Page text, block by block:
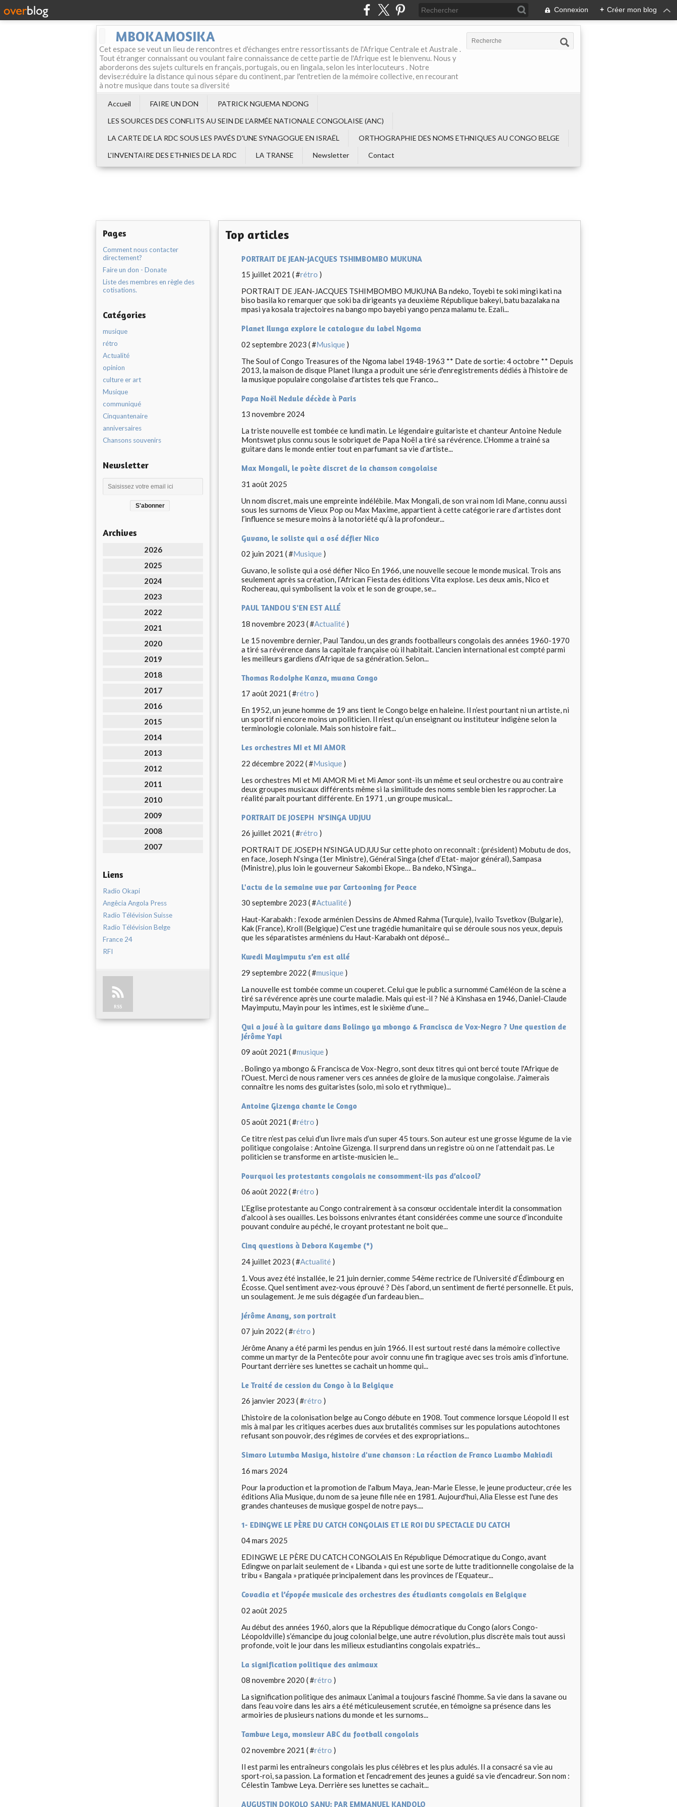
Connexion + Créer mon blog
MBOKAMOSIKA
Cet espace se veut un lieu de rencontres et d'échanges entre ressortissants de l'Afrique Centrale et Australe .
Tout étranger connaissant ou voulant faire connaissance de cette partie de l'Afrique est le bienvenu. Nous y
aborderons des sujets culturels en français, portugais, ou en lingala, selon les interlocuteurs . Notre
devise:réduire la distance qui nous sépare du continent, par l'entretien de la mémoire collective, en recourant
à notre musique dans toute sa diversité
Accueil FAIRE UN DON
PATRICK NGUEMA NDONG
LES SOURCES DES CONFLITS AU SEIN DE L‘ARMÉE NATIONALE CONGOLAISE (ANC)
LA CARTE DE LA RDC SOUS LES PAVÉS D'UNE SYNAGOGUE EN ISRAËL
ORTHOGRAPHIE DES NOMS ETHNIQUES AU CONGO BELGE
L'INVENTAIRE DES ETHNIES DE LA RDC
LA TRANSE Newsletter Contact
Pages
Comment nous contacter
directement?
Faire un don - Donate
Liste des membres en règle des
cotisations.
Catégories
musique
rétro
Actualité
opinion
culture er art
Musique
communiqué
Cinquantenaire
anniversaires
Chansons souvenirs
Newsletter
Archives
2026
2025
2024
2023
2022
2021
2020
2019
2018
2017
2016
2015
2014
2013
2012
2011
2010
2009
2008
2007
Liens
Radio Okapi
Angêcia Angola Press
Radio Télévision Suisse
Radio Télévision Belge
France 24
RFI
RSS
Top articles
PORTRAIT DE JEAN-JACQUES TSHIMBOMBO MUKUNA
15 juillet 2021 ( #rétro )
PORTRAIT DE JEAN-JACQUES TSHIMBOMBO MUKUNA Ba ndeko, Toyebi te soki mingi kati na
biso basila ko remarquer que soki ba dirigeants ya deuxième République bakeyi, batu bazalaka na
mpasi ya kosala trajectoires na bango mpo bayebi yango penza malamu te. Ezali...
Planet Ilunga explore le catalogue du label Ngoma
02 septembre 2023 ( #Musique )
The Soul of Congo Treasures of the Ngoma label 1948-1963 ** Date de sortie: 4 octobre ** Depuis
2013, la maison de disque Planet Ilunga a produit une série d'enregistrements dédiés à l'histoire de
la musique populaire congolaise d'artistes tels que Franco...
Papa Noël Nedule décède à Paris
13 novembre 2024
La triste nouvelle est tombée ce lundi matin. Le légendaire guitariste et chanteur Antoine Nedule
Montswet plus connu sous le sobriquet de Papa Noël a tiré sa révérence. L’Homme a trainé sa
guitare dans le monde entier tout en parfumant sa vie d’artiste...
Max Mongali, le poète discret de la chanson congolaise
31 août 2025
Un nom discret, mais une empreinte indélébile. Max Mongali, de son vrai nom Idi Mane, connu aussi
sous les surnoms de Vieux Pop ou Max Maxime, appartient à cette catégorie rare d’artistes dont
l’influence se mesure moins à la notoriété qu’à la profondeur...
Guvano, le soliste qui a osé défier Nico
02 juin 2021 ( #Musique )
Guvano, le soliste qui a osé défier Nico En 1966, une nouvelle secoue le monde musical. Trois ans
seulement après sa création, l’African Fiesta des éditions Vita explose. Les deux amis, Nico et
Rochereau, qui symbolisent la voix et le son de groupe, se...
PAUL TANDOU S'EN EST ALLÉ
18 novembre 2023 ( #Actualité )
Le 15 novembre dernier, Paul Tandou, un des grands footballeurs congolais des années 1960-1970
a tiré sa révérence dans la capitale française où il habitait. L'ancien international est compté parmi
les meilleurs gardiens d’Afrique de sa génération. Selon...
Thomas Rodolphe Kanza, muana Congo
17 août 2021 ( #rétro )
En 1952, un jeune homme de 19 ans tient le Congo belge en haleine. Il n’est pourtant ni un artiste, ni
un sportif ni encore moins un politicien. Il n’est qu’un enseignant ou instituteur indigène selon la
terminologie coloniale. Mais son histoire fait...
Les orchestres MI et MI AMOR
22 décembre 2022 ( #Musique )
Les orchestres MI et MI AMOR Mi et Mi Amor sont-ils un même et seul orchestre ou au contraire
deux groupes musicaux différents même si la similitude des noms semble bien les rapprocher. La
réalité paraît pourtant différente. En 1971 , un groupe musical...
PORTRAIT DE JOSEPH N’SINGA UDJUU
26 juillet 2021 ( #rétro )
PORTRAIT DE JOSEPH N’SINGA UDJUU Sur cette photo on reconnaît : (président) Mobutu de dos,
en face, Joseph N’singa (1er Ministre), Général Singa (chef d’Etat- major général), Sampasa
(Ministre), plus loin le gouverneur Sakombi Ekope… Ba ndeko, N’Singa...
L'actu de la semaine vue par Cartooning for Peace
30 septembre 2023 ( #Actualité )
Haut-Karabakh : l’exode arménien Dessins de Ahmed Rahma (Turquie), Ivailo Tsvetkov (Bulgarie),
Kak (France), Kroll (Belgique) C’est une tragédie humanitaire qui se déroule sous nos yeux, depuis
que les séparatistes arméniens du Haut-Karabakh ont déposé...
Kwedi Mayimputu s’en est allé
29 septembre 2022 ( #musique )
La nouvelle est tombée comme un couperet. Celui que le public a surnommé Caméléon de la scène a
tiré sa révérence après une courte maladie. Mais qui est-il ? Né à Kinshasa en 1946, Daniel-Claude
Mayimputu, Mayin pour les intimes, est le sixième d’une...
Qui a joué à la guitare dans Bolingo ya mbongo & Francisca de Vox-Negro ? Une question de
Jérôme Yapi
09 août 2021 ( #musique )
. Bolingo ya mbongo & Francisca de Vox-Negro, sont deux titres qui ont bercé toute l'Afrique de
l'Ouest. Merci de nous ramener vers ces années de gloire de la musique congolaise. J'aimerais
connaître les noms des guitaristes (solo, mi solo et rythmique)...
Antoine Gizenga chante le Congo
05 août 2021 ( #rétro )
Ce titre n’est pas celui d’un livre mais d’un super 45 tours. Son auteur est une grosse légume de la vie
politique congolaise : Antoine Gizenga. Il surprend dans un registre où on ne l’attendait pas. Le
politicien se transforme en artiste-musicien le...
Pourquoi les protestants congolais ne consomment-ils pas d’alcool?
06 août 2022 ( #rétro )
L’Eglise protestante au Congo contrairement à sa consœur occidentale interdit la consommation
d’alcool à ses ouailles. Les boissons enivrantes étant considérées comme une source d’inconduite
pouvant conduire au péché, le croyant protestant ne boit que...
Cinq questions à Debora Kayembe (*)
24 juillet 2023 ( #Actualité )
1. Vous avez été installée, le 21 juin dernier, comme 54ème rectrice de l’Université d’Édimbourg en
Écosse. Quel sentiment avez-vous éprouvé ? Dès l’abord, un sentiment de fierté personnelle. Et puis,
un soulagement. Je me suis dégagée d’un fardeau bien...
Jérôme Anany, son portrait
07 juin 2022 ( #rétro )
Jérôme Anany a été parmi les pendus en juin 1966. Il est surtout resté dans la mémoire collective
comme un martyr de la Pentecôte pour avoir connu une fin tragique avec ses trois amis d’infortune.
Pourtant derrière ses lunettes se cachait un homme qui...
Le Traité de cession du Congo à la Belgique
26 janvier 2023 ( #rétro )
L’histoire de la colonisation belge au Congo débute en 1908. Tout commence lorsque Léopold II est
mis à mal par les critiques acerbes dues aux brutalités commises sur les populations autochtones
refusant son pouvoir, des régimes de corvées et des expropriations...
Simaro Lutumba Masiya, histoire d'une chanson : La réaction de Franco Luambo Makiadi
16 mars 2024
Pour la production et la promotion de l'album Maya, Jean-Marie Elesse, le jeune producteur, crée les
éditions Alia Musique, du nom de sa jeune fille née en 1981. Aujourd'hui, Alia Elesse est l'une des
grandes chanteuses de musique gospel de notre pays....
1- EDINGWE LE PÈRE DU CATCH CONGOLAIS ET LE ROI DU SPECTACLE DU CATCH
04 mars 2025
EDINGWE LE PÈRE DU CATCH CONGOLAIS En République Démocratique du Congo, avant
Edingwe on parlait seulement de « Libanda » qui est une sorte de lutte traditionnelle congolaise de la
tribu « Bangala » pratiquée principalement dans les provinces de l’Equateur...
Covadia et l’épopée musicale des orchestres des étudiants congolais en Belgique
02 août 2025
Au début des années 1960, alors que la République démocratique du Congo (alors Congo-
Léopoldville) s’émancipe du joug colonial belge, une autre révolution, plus discrète mais tout aussi
profonde, voit le jour dans les milieux estudiantins congolais expatriés...
La signification politique des animaux
08 novembre 2020 ( #rétro )
La signification politique des animaux L’animal a toujours fasciné l’homme. Sa vie dans la savane ou
dans l’eau voire dans les airs a été méticuleusement scrutée, en témoigne sa présence dans les
armoiries de plusieurs nations du monde et les surnoms...
Tambwe Leya, monsieur ABC du football congolais
02 novembre 2021 ( #rétro )
Il est parmi les entraîneurs congolais les plus célèbres et les plus adulés. Il a consacré sa vie au
sport-roi, sa passion. La formation et l’encadrement des jeunes a guidé sa vie d’encadreur. Son nom :
Célestin Tambwe Leya. Derrière ses lunettes se cachait...
AUGUSTIN DOKOLO SANU: PAR EMMANUEL KANDOLO